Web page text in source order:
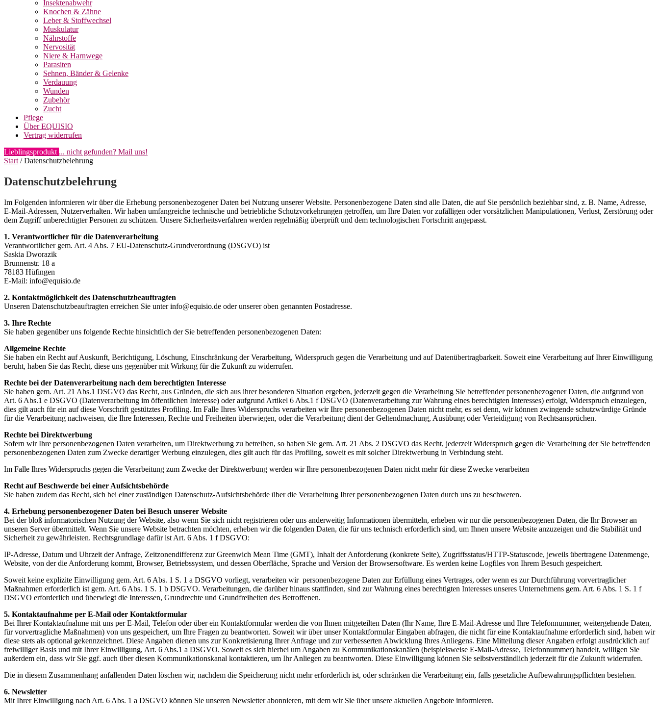
Insektenabwehr
Knochen & Zähne
Leber & Stoffwechsel
Muskulatur
Nährstoffe
Nervosität
Niere & Harnwege
Parasiten
Sehnen, Bänder & Gelenke
Verdauung
Wunden
Zubehör
Zucht
Pflege
Über EQUISIO
Vertrag widerrufen
Lieblingsprodukt ... nicht gefunden? Mail uns!
Start / Datenschutzbelehrung
Datenschutzbelehrung
Im Folgenden informieren wir über die Erhebung personenbezogener Daten bei Nutzung unserer Website. Personenbezogene Daten sind alle Daten, die auf Sie persönlich beziehbar sind, z. B. Name, Adresse,
E-Mail-Adressen, Nutzerverhalten. Wir haben umfangreiche technische und betriebliche Schutzvorkehrungen getroffen, um Ihre Daten vor zufälligen oder vorsätzlichen Manipulationen, Verlust, Zerstörung oder
dem Zugriff unberechtigter Personen zu schützen. Unsere Sicherheitsverfahren werden regelmäßig überprüft und dem technologischen Fortschritt angepasst.
1. Verantwortlicher für die Datenverarbeitung
Verantwortlicher gem. Art. 4 Abs. 7 EU-Datenschutz-Grundverordnung (DSGVO) ist
Saskia Dworazik
Brunnenstr. 18 a
78183 Hüfingen
E-Mail: info@equisio.de
2. Kontaktmöglichkeit des Datenschutzbeauftragten
Unseren Datenschutzbeauftragten erreichen Sie unter info@equisio.de oder unserer oben genannten Postadresse.
3. Ihre Rechte
Sie haben gegenüber uns folgende Rechte hinsichtlich der Sie betreffenden personenbezogenen Daten:
Allgemeine Rechte
Sie haben ein Recht auf Auskunft, Berichtigung, Löschung, Einschränkung der Verarbeitung, Widerspruch gegen die Verarbeitung und auf Datenübertragbarkeit. Soweit eine Verarbeitung auf Ihrer Einwilligung
beruht, haben Sie das Recht, diese uns gegenüber mit Wirkung für die Zukunft zu widerrufen.
Rechte bei der Datenverarbeitung nach dem berechtigten Interesse
Sie haben gem. Art. 21 Abs.1 DSGVO das Recht, aus Gründen, die sich aus ihrer besonderen Situation ergeben, jederzeit gegen die Verarbeitung Sie betreffender personenbezogener Daten, die aufgrund von
Art. 6 Abs.1 e DSGVO (Datenverarbeitung im öffentlichen Interesse) oder aufgrund Artikel 6 Abs.1 f DSGVO (Datenverarbeitung zur Wahrung eines berechtigten Interesses) erfolgt, Widerspruch einzulegen,
dies gilt auch für ein auf diese Vorschrift gestütztes Profiling. Im Falle Ihres Widerspruchs verarbeiten wir Ihre personenbezogenen Daten nicht mehr, es sei denn, wir können zwingende schutzwürdige Gründe
für die Verarbeitung nachweisen, die Ihre Interessen, Rechte und Freiheiten überwiegen, oder die Verarbeitung dient der Geltendmachung, Ausübung oder Verteidigung von Rechtsansprüchen.
Rechte bei Direktwerbung
Sofern wir Ihre personenbezogenen Daten verarbeiten, um Direktwerbung zu betreiben, so haben Sie gem. Art. 21 Abs. 2 DSGVO das Recht, jederzeit Widerspruch gegen die Verarbeitung der Sie betreffenden
personenbezogenen Daten zum Zwecke derartiger Werbung einzulegen, dies gilt auch für das Profiling, soweit es mit solcher Direktwerbung in Verbindung steht.
Im Falle Ihres Widerspruchs gegen die Verarbeitung zum Zwecke der Direktwerbung werden wir Ihre personenbezogenen Daten nicht mehr für diese Zwecke verarbeiten
Recht auf Beschwerde bei einer Aufsichtsbehörde
Sie haben zudem das Recht, sich bei einer zuständigen Datenschutz-Aufsichtsbehörde über die Verarbeitung Ihrer personenbezogenen Daten durch uns zu beschweren.
4. Erhebung personenbezogener Daten bei Besuch unserer Website
Bei der bloß informatorischen Nutzung der Website, also wenn Sie sich nicht registrieren oder uns anderweitig Informationen übermitteln, erheben wir nur die personenbezogenen Daten, die Ihr Browser an
unseren Server übermittelt. Wenn Sie unsere Website betrachten möchten, erheben wir die folgenden Daten, die für uns technisch erforderlich sind, um Ihnen unsere Website anzuzeigen und die Stabilität und
Sicherheit zu gewährleisten. Rechtsgrundlage dafür ist Art. 6 Abs. 1 f DSGVO:
IP-Adresse, Datum und Uhrzeit der Anfrage, Zeitzonendifferenz zur Greenwich Mean Time (GMT), Inhalt der Anforderung (konkrete Seite), Zugriffsstatus/HTTP-Statuscode, jeweils übertragene Datenmenge,
Website, von der die Anforderung kommt, Browser, Betriebssystem, und dessen Oberfläche, Sprache und Version der Browsersoftware. Es werden keine Logfiles von Ihrem Besuch gespeichert.
Soweit keine explizite Einwilligung gem. Art. 6 Abs. 1 S. 1 a DSGVO vorliegt, verarbeiten wir personenbezogene Daten zur Erfüllung eines Vertrages, oder wenn es zur Durchführung vorvertraglicher
Maßnahmen erforderlich ist gem. Art. 6 Abs. 1 S. 1 b DSGVO. Verarbeitungen, die darüber hinaus stattfinden, sind zur Wahrung eines berechtigten Interesses unseres Unternehmens gem. Art. 6 Abs. 1 S. 1 f
DSGVO erforderlich und überwiegt die Interessen, Grundrechte und Grundfreiheiten des Betroffenen.
5. Kontaktaufnahme per E-Mail oder Kontaktformular
Bei Ihrer Kontaktaufnahme mit uns per E-Mail, Telefon oder über ein Kontaktformular werden die von Ihnen mitgeteilten Daten (Ihr Name, Ihre E-Mail-Adresse und Ihre Telefonnummer, weitergehende Daten,
für vorvertragliche Maßnahmen) von uns gespeichert, um Ihre Fragen zu beantworten. Soweit wir über unser Kontaktformular Eingaben abfragen, die nicht für eine Kontaktaufnahme erforderlich sind, haben wir
diese stets als optional gekennzeichnet. Diese Angaben dienen uns zur Konkretisierung Ihrer Anfrage und zur verbesserten Abwicklung Ihres Anliegens. Eine Mitteilung dieser Angaben erfolgt ausdrücklich auf
freiwilliger Basis und mit Ihrer Einwilligung, Art. 6 Abs.1 a DSGVO. Soweit es sich hierbei um Angaben zu Kommunikationskanälen (beispielsweise E-Mail-Adresse, Telefonnummer) handelt, willigen Sie
außerdem ein, dass wir Sie ggf. auch über diesen Kommunikationskanal kontaktieren, um Ihr Anliegen zu beantworten. Diese Einwilligung können Sie selbstverständlich jederzeit für die Zukunft widerrufen.
Die in diesem Zusammenhang anfallenden Daten löschen wir, nachdem die Speicherung nicht mehr erforderlich ist, oder schränken die Verarbeitung ein, falls gesetzliche Aufbewahrungspflichten bestehen.
6. Newsletter
Mit Ihrer Einwilligung nach Art. 6 Abs. 1 a DSGVO können Sie unseren Newsletter abonnieren, mit dem wir Sie über unsere aktuellen Angebote informieren.